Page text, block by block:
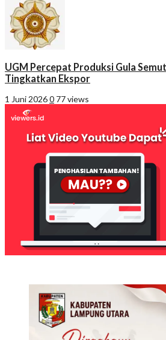
UGM Percepat Produksi Gula
Tingkatkan Ekspor
1 Juni 20260 77 views